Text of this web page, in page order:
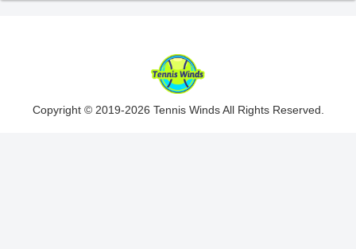
Copyright © 2019-2026 Tennis Winds All Rights Reserved.